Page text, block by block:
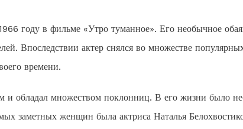
году в фильме «Утро туманное». Его необычное
Впоследствии актер снялся во множестве
времени.
и обладал множеством поклонниц. В его жизни было
заметных женщин была актриса Наталья